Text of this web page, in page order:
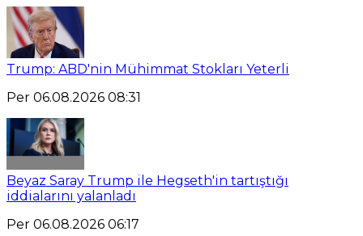
Trump: ABD'nin Mühimmat Stokları Yeterli
Per 06.08.2026 08:31
Beyaz Saray Trump ile Hegseth'in tartıştığı
iddialarını yalanladı
Per 06.08.2026 06:17